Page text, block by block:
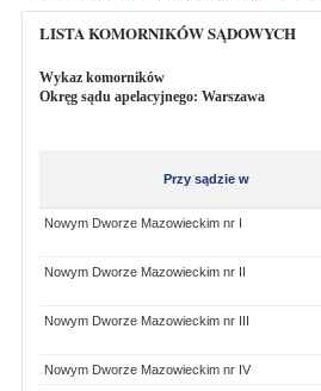
LISTA KOMORNIKÓW SĄDOWYCH
Wykaz komorników
Okręg sądu apelacyjnego: Warszawa
Przy sądzie w
Nowym Dworze Mazowieckim nr I
Nowym Dworze Mazowieckim nr II
Nowym Dworze Mazowieckim nr III
Nowym Dworze Mazowieckim nr IV